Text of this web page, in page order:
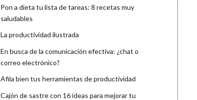
Pon a dieta tu lista de tareas: 8 recetas muy
saludables
La productividad ilustrada
En busca de la comunicación efectiva: ¿chat o
correo electrónico?
Afila bien tus herramientas de productividad
Cajón de sastre con 16 ideas para mejorar tu